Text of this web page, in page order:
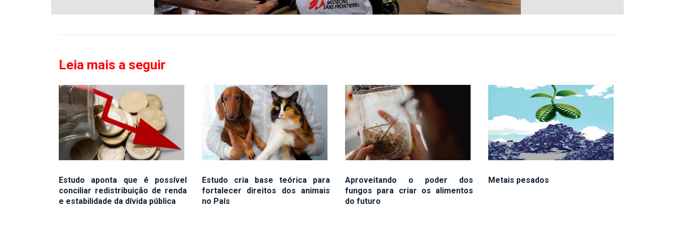
Leia mais a seguir
Estudo aponta que é possível
conciliar redistribuição de renda
e estabilidade da dívida pública
Estudo cria base teórica para
fortalecer direitos dos animais
no País
Aproveitando o poder dos
fungos para criar os alimentos
do futuro
Metais pesados